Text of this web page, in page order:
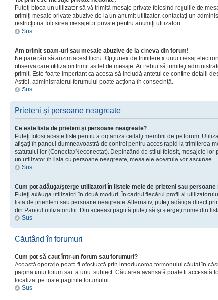
Puteţi bloca un utilizator să vă trimită mesaje private folosind regulile de
primiţi mesaje private abuzive de la un anumit utilizator, contactaţi un
restricţiona folosirea mesajelor private pentru anumiţi utilizatori.
Sus
Am primit spam-uri sau mesaje abuzive de la cineva din forum!
Ne pare rău să auzim acest lucru. Opţiunea de trimitere a unui mesaj
observa care utilizatori trimit astfel de mesaje. Ar trebui să trimiteţi
primit. Este foarte important ca acesta să includă antetul ce conţine detalii
Astfel, administratorul forumului poate acţiona în consecinţă.
Sus
Prieteni şi persoane neagreate
Ce este lista de prieteni şi persoane neagreate?
Puteţi folosi aceste liste pentru a organiza ceilalţi membrii de pe forum.
afişaţi în panoul dumneavoastră de control pentru acces rapid la trimiterea
statutului lor (Conectat/Neconectat). Depinzând de stilul folosit, mesajele lor
un utilizator în lista cu persoane neagreate, mesajele acestuia vor ascunse.
Sus
Cum pot adăuga/şterge utilizatori în listele mele de prieteni sau persoane
Puteţi adăuga utilizatori în două moduri. În cadrul fiecărui profil al
lista de prienteni sau persoane neagreate. Alternativ, puteţi adăuga direct
din Panoul utilizatorului. Din aceeaşi pagină puteţi să şi ştergeţi nume din
Sus
Căutând în forumuri
Cum pot să caut într-un forum sau forumuri?
Această operaţie poate fi efectuată prin introducerea termenului căutat în
pagina unui forum sau a unui subiect. Căutarea avansată poate fi accesată
localizat pe toate paginile forumului.
Sus